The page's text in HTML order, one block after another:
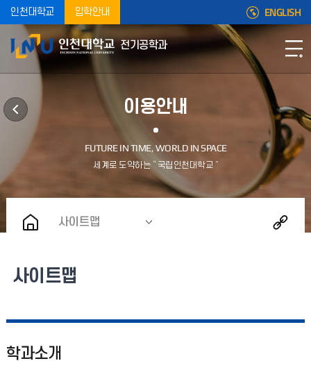
인천대학교 입학안내 ENGLISH
전기공학과
이용안내
사이트맵
사이트맵
학과소개